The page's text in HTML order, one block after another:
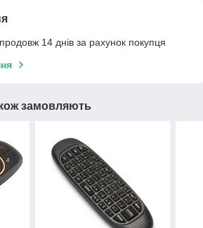
14 днів за рахунок покупця
замовляють